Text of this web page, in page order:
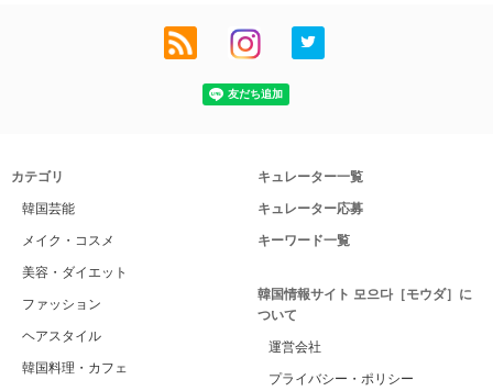
カテゴリ
韓国芸能
メイク・コスメ
美容・ダイエット
ファッション
ヘアスタイル
韓国料理・カフェ
キュレーター一覧
キュレーター応募
キーワード一覧
韓国情報サイト 모으다［モウダ］に
ついて
運営会社
プライバシー・ポリシー